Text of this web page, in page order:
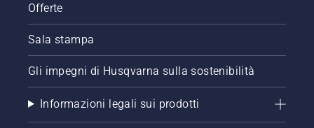
Offerte
Sala stampa
Gli impegni di Husqvarna sulla sostenibilità
Informazioni legali sui prodotti